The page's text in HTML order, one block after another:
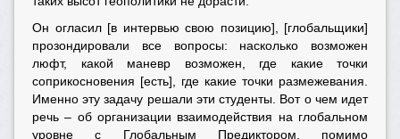
Он огласил [в интервью свою позицию], [глобальщики]
прозондировали все вопросы: насколько возможен
люфт, какой маневр возможен, где какие точки
соприкосновения [есть], где какие точки размежевания.
Именно эту задачу решали эти студенты. Вот о чем идет
речь – об организации взаимодействия на глобальном
уровне с Глобальным Предиктором, помимо